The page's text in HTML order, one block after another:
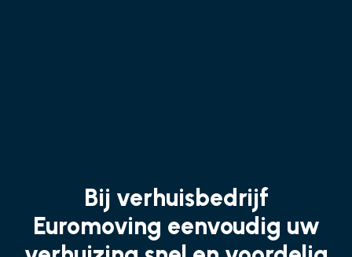
Bij verhuisbedrijf
Euromoving eenvoudig uw